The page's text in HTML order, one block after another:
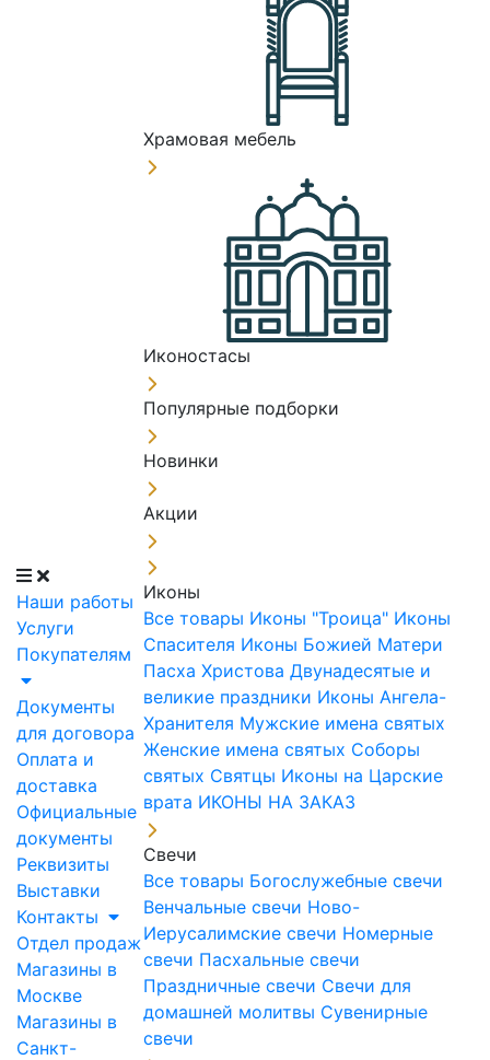
Наши работы
Услуги
Покупателям
Документы
для договора
Оплата и
доставка
Официальные
документы
Реквизиты
Выставки
Контакты
Отдел продаж
Магазины в
Москве
Магазины в
Санкт-
Храмовая мебель
Иконостасы
Популярные подборки
Новинки
Акции
Иконы
Все товары Иконы "Троица" Иконы
Спасителя Иконы Божией Матери
Пасха Христова Двунадесятые и
великие праздники Иконы Ангела-
Хранителя Мужские имена святых
Женские имена святых Соборы
святых Святцы Иконы на Царские
врата ИКОНЫ НА ЗАКАЗ
Свечи
Все товары Богослужебные свечи
Венчальные свечи Ново-
Иерусалимские свечи Номерные
свечи Пасхальные свечи
Праздничные свечи Свечи для
домашней молитвы Сувенирные
свечи